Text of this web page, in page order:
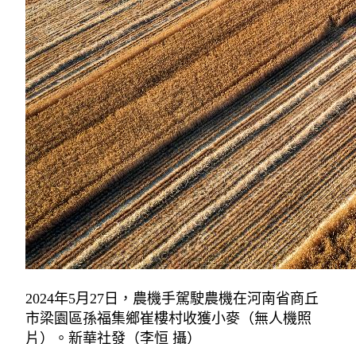
2024年5月27日，農機手駕駛農機在河南省商丘
市梁園區孫福集鄉崔樓村收獲小麥（無人機照
片）。新華社發（李恒 攝）